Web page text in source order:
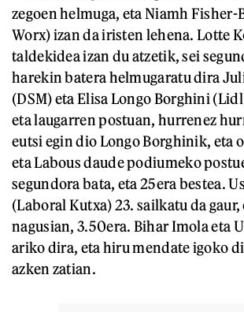
zegoen helmuga, eta Niamh Fisher-
Worx) izan da iristen lehena. Lotte
taldekidea izan du atzetik, sei
harekin batera helmugaratu dira
(DSM) eta Elisa Longo Borghini
eta laugarren postuan, hurrenez
eutsi egin dio Longo Borghinik, eta
eta Labous daude podiumeko
segundora bata, eta 25era bestea.
(Laboral Kutxa) 23. sailkatu da gaur,
nagusian, 3.50era. Bihar Imola eta
ariko dira, eta hiru mendate igoko
azken zatian.